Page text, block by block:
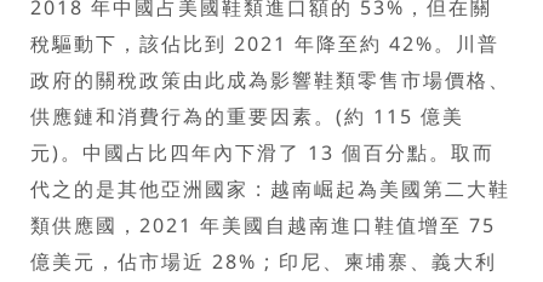
2018 年中國占美國鞋類進口額的 53%，但在關
稅驅動下，該佔比到 2021 年降至約 42%。川普
政府的關稅政策由此成為影響鞋類零售市場價格、
供應鏈和消費行為的重要因素。(約 115 億美
元)。中國占比四年內下滑了 13 個百分點。取而
代之的是其他亞洲國家 : 越南崛起為美國第二大鞋
類供應國，2021 年美國自越南進口鞋值增至 75
億美元，佔市場近 28% ; 印尼、柬埔寨、義大利